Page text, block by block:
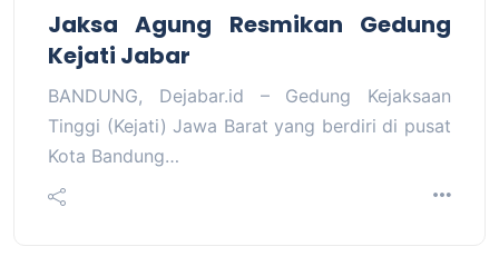
Jaksa Agung Resmikan Gedung
Kejati Jabar
BANDUNG, Dejabar.id – Gedung Kejaksaan
Tinggi (Kejati) Jawa Barat yang berdiri di pusat
Kota Bandung…